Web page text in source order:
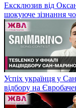
Ексклюзив від
шокуюче зізнання
Успіх українця у
відбору на